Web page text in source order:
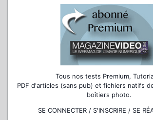
Tous nos tests Premium,
PDF d'articles (sans pub) et fichiers natifs
boîtiers photo.
SE CONNECTER / S'INSCRIRE / SE